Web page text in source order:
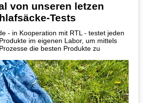
von unseren letzen
Tests
- in Kooperation mit RTL - testet jeden
im eigenen Labor, um mittels
die besten Produkte zu